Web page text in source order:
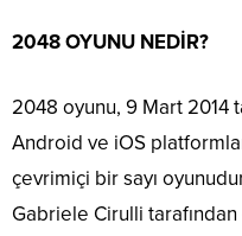
2048 OYUNU NEDİR?
2048 oyunu, 9 Mart 2014
Android ve iOS
çevrimiçi bir sayı
Gabriele Cirulli